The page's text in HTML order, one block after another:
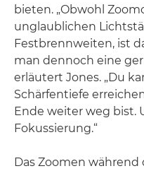
bieten. „Obwohl
unglaublichen
Festbrennweiten, ist
man dennoch eine
erläutert Jones. „Du
Schärfentiefe
Ende weiter weg bist.
Fokussierung.“
Das Zoomen während